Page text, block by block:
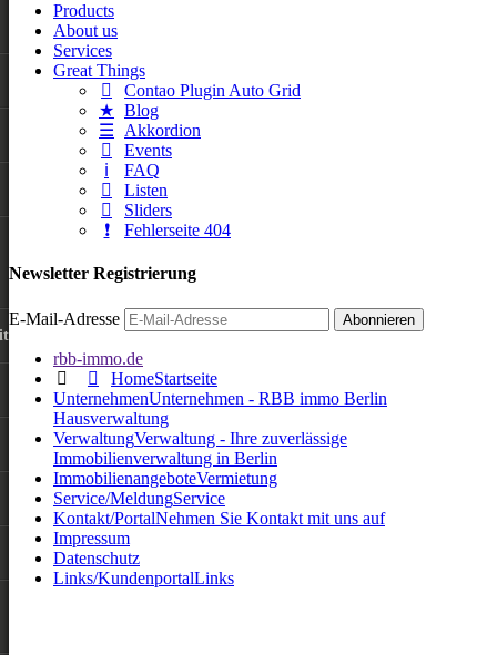
Products
About us
Services
Great Things
Contao Plugin Auto Grid
Blog
Akkordion
Events
FAQ
Listen
Sliders
Fehlerseite 404
Newsletter Registrierung
E-Mail-Adresse
rbb-immo.de
HomeStartseite
UnternehmenUnternehmen - RBB immo Berlin
Hausverwaltung
VerwaltungVerwaltung - Ihre zuverlässige
Immobilienverwaltung in Berlin
ImmobilienangeboteVermietung
Service/MeldungService
Kontakt/PortalNehmen Sie Kontakt mit uns auf
Impressum
Datenschutz
Links/KundenportalLinks